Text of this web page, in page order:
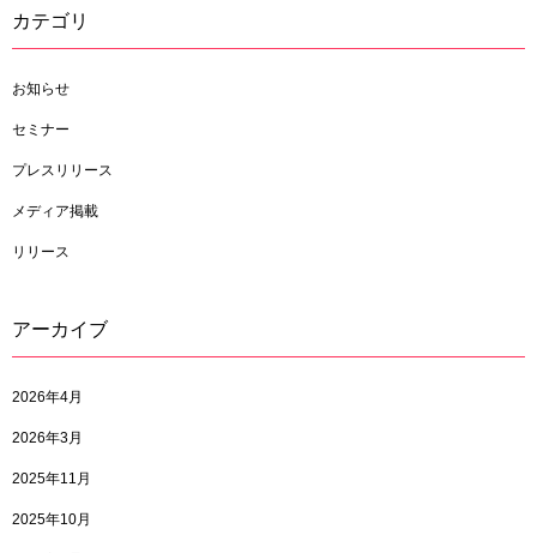
カテゴリ
お知らせ
セミナー
プレスリリース
メディア掲載
リリース
アーカイブ
2026年4月
2026年3月
2025年11月
2025年10月